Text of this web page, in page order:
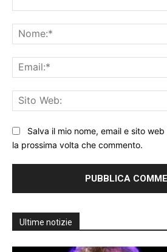
Salva il mio nome, email e sito
la prossima volta che commento.
Ultime notizie